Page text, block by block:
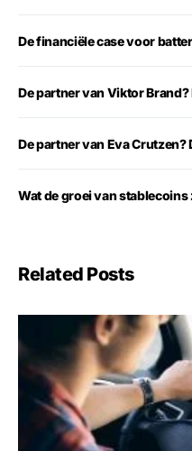
De financiële case voor
De partner van Viktor
De partner van Eva
Wat de groei van
Related Posts